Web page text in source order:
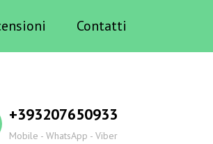
Contatti
+393207650933
Mobile - WhatsApp - Viber